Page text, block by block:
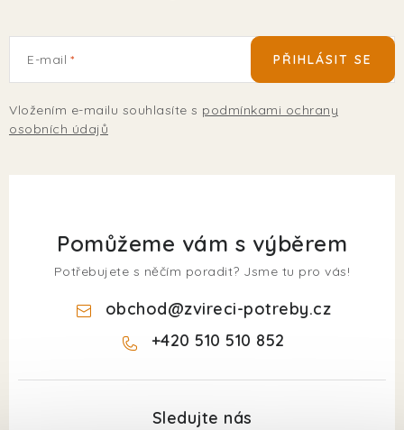
E-mail
Vložením e-mailu souhlasíte s podmínkami ochrany
osobních údajů
PŘIHLÁSIT SE
Pomůžeme vám s výběrem
Potřebujete s něčím poradit? Jsme tu pro vás!
obchod@zvireci-potreby.cz
+420 510 510 852